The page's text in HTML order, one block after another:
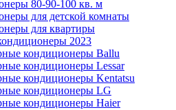
80-90-100 кв. м
для детской комнаты
для квартиры
2023
кондиционеры Ballu
кондиционеры Lessar
кондиционеры Kentatsu
кондиционеры LG
кондиционеры Haier